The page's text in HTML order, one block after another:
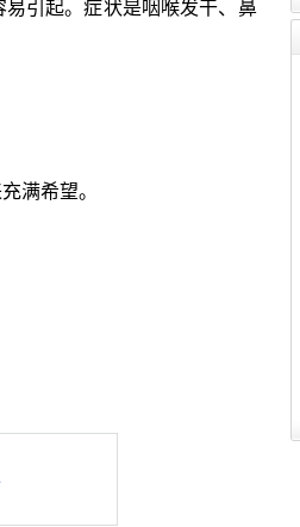
引起。症状是咽喉发干、鼻
满希望。